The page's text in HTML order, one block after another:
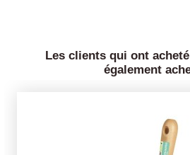
Les clients qui ont
également